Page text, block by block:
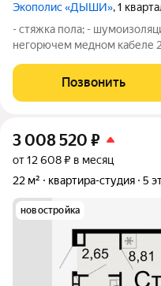
Экополис «ДЫШИ», 1
- стяжка пола; -
негорючем медном кабеле
лестничной площадке и
с разводкой по квартире с
Позвонить
3 008 520 ₽
от 12 608 ₽ в месяц
22 м²
квартира-студия 5
новостройка